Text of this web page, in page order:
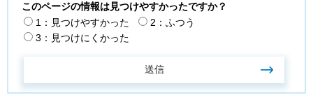
このページの情報は見つけやすかったですか？
1：見つけやすかった
2：ふつう
3：見つけにくかった